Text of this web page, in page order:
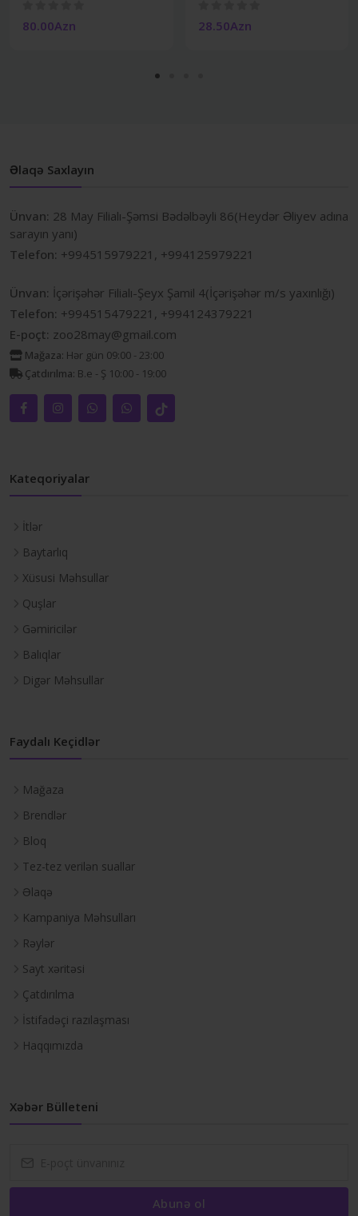
80.00Azn 28.50Azn
Əlaqə Saxlayın
Ünvan: 28 May Filialı-Şəmsi Bədəlbəyli 86(Heydər Əliyev adına
sarayın yanı)
Telefon: +994515979221, +994125979221
Ünvan: İçərişəhər Filialı-Şeyx Şamil 4(İçərişəhər m/s yaxınlığı)
Telefon: +994515479221, +994124379221
E-poçt: zoo28may@gmail.com
Mağaza: Hər gün 09:00 - 23:00
Çatdırılma: B.e - Ş 10:00 - 19:00
Kateqoriyalar
İtlər
Baytarlıq
Xüsusi Məhsullar
Quşlar
Gəmiricilər
Balıqlar
Digər Məhsullar
Faydalı Keçidlər
Mağaza
Brendlər
Bloq
Tez-tez verilən suallar
Əlaqə
Kampaniya Məhsulları
Rəylər
Sayt xəritəsi
Çatdırılma
İstifadəçi razılaşması
Haqqımızda
Xəbər Bülleteni
Abunə ol